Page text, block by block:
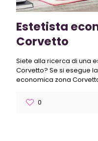
Estetista
Corvetto
Siete alla ricerca di una
Corvetto? Se si esegue
economica zona
0